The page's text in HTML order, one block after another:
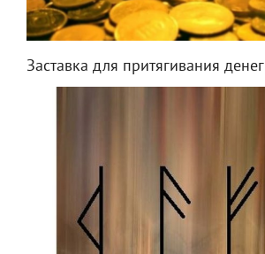
Заставка для притягивания денег